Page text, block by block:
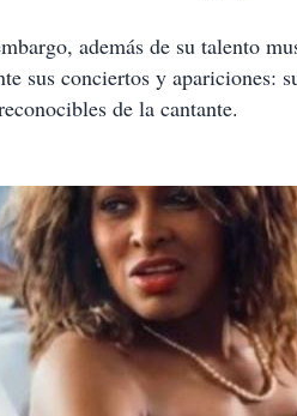
además de su talento
sus conciertos y apariciones:
de la cantante.